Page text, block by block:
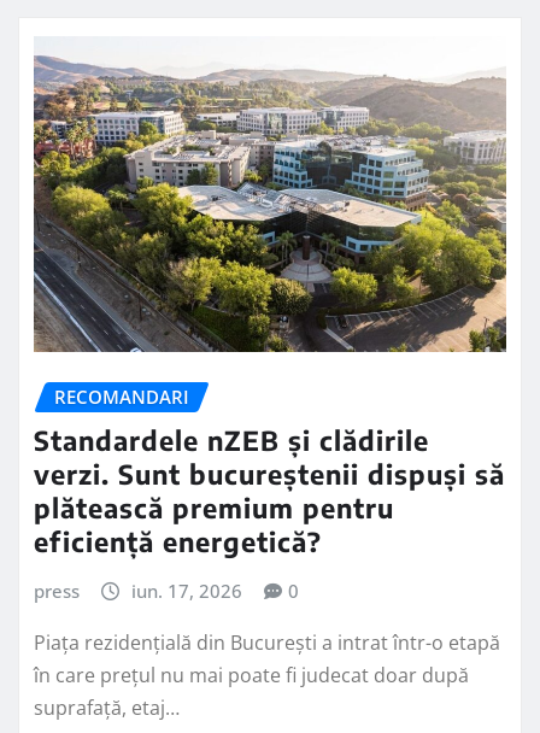
RECOMANDARI
Standardele nZEB și clădirile
verzi. Sunt bucureștenii dispuși să
plătească premium pentru
eficiență energetică?
press iun. 17, 2026 0
Piața rezidențială din București a intrat într-o etapă
în care prețul nu mai poate fi judecat doar după
suprafață, etaj…